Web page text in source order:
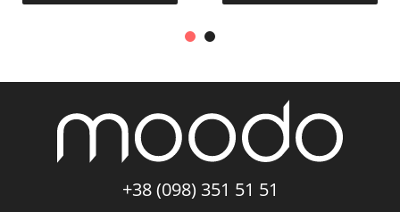
+38 (098) 351 51 51